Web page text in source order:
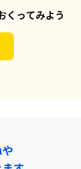
くってみよう